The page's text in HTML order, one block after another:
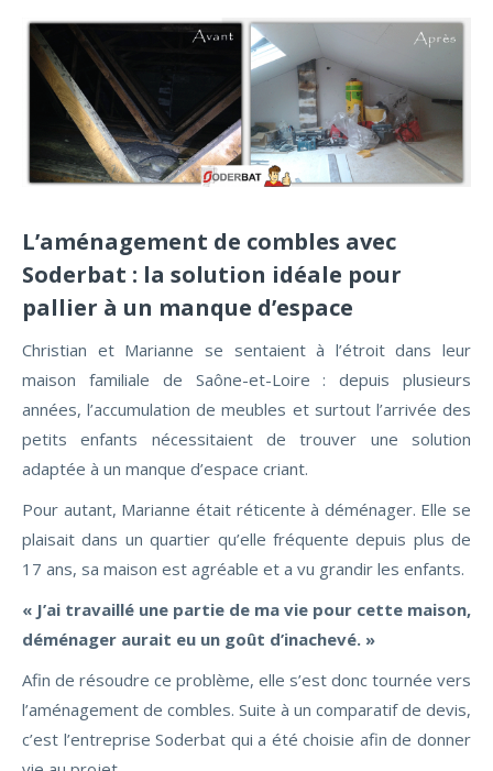
L’aménagement de combles avec
Soderbat : la solution idéale pour
pallier à un manque d’espace
Christian et Marianne se sentaient à l’étroit dans leur
maison familiale de Saône-et-Loire : depuis plusieurs
années, l’accumulation de meubles et surtout l’arrivée des
petits enfants nécessitaient de trouver une solution
adaptée à un manque d’espace criant.
Pour autant, Marianne était réticente à déménager. Elle se
plaisait dans un quartier qu’elle fréquente depuis plus de
17 ans, sa maison est agréable et a vu grandir les enfants.
« J’ai travaillé une partie de ma vie pour cette maison,
déménager aurait eu un goût d’inachevé. »
Afin de résoudre ce problème, elle s’est donc tournée vers
l’aménagement de combles. Suite à un comparatif de devis,
c’est l’entreprise Soderbat qui a été choisie afin de donner